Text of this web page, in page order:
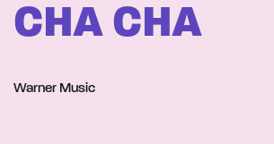
CHA CHA
Warner Music